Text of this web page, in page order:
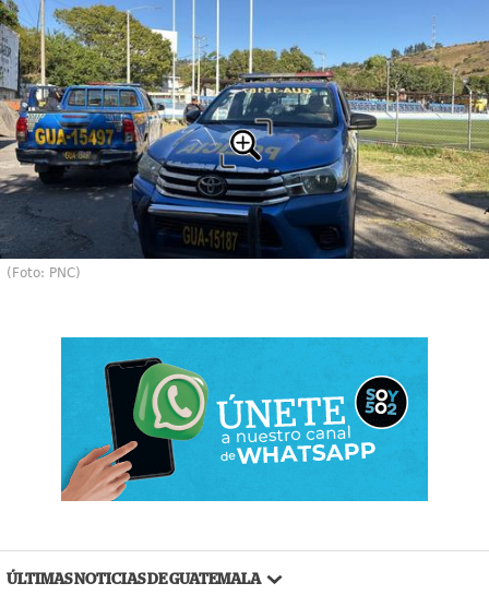
(Foto: PNC)
ÚLTIMAS NOTICIAS DE GUATEMALA